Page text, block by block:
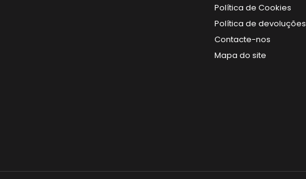
Política de Cookies
Política de devoluções
Contacte-nos
Mapa do site